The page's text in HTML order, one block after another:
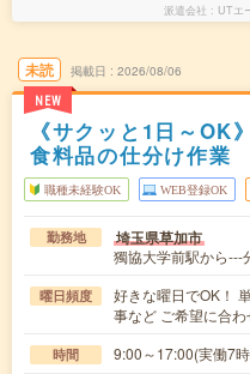
派遣会社 UTエ
未読
NEW
掲載日 2026/08/06
《サクッと1日～OK
食料品の仕分け作業
職種未経験OK WEB登録OK
勤務地 埼玉県草加市
獨協大学前駅から---
曜日頻度
好きな曜日でOK！
事など ご希望に合
時間 9:00～17:00(実働7